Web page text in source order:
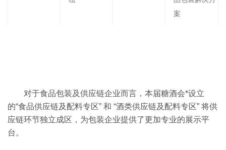
案
对于食品包装及供应链企业而言，本届糖酒会*设立
的“食品供应链及配料专区” 和 “酒类供应链及配料专区” 将供
应链环节独立成区，为包装企业提供了更加专业的展示平
台。